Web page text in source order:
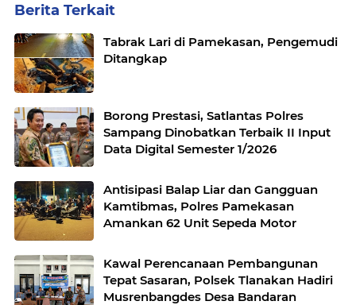
Berita Terkait
Tabrak Lari di Pamekasan, Pengemudi
Ditangkap
Borong Prestasi, Satlantas Polres
Sampang Dinobatkan Terbaik II Input
Data Digital Semester 1/2026
Antisipasi Balap Liar dan Gangguan
Kamtibmas, Polres Pamekasan
Amankan 62 Unit Sepeda Motor
Kawal Perencanaan Pembangunan
Tepat Sasaran, Polsek Tlanakan Hadiri
Musrenbangdes Desa Bandaran